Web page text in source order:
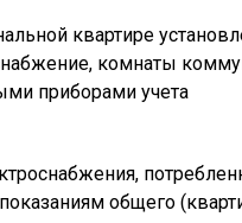
квартире
комнаты
приборами учета
общего